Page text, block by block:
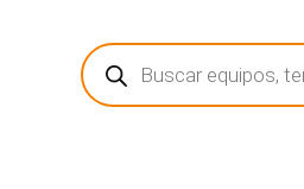
Búsqueda
de
productos